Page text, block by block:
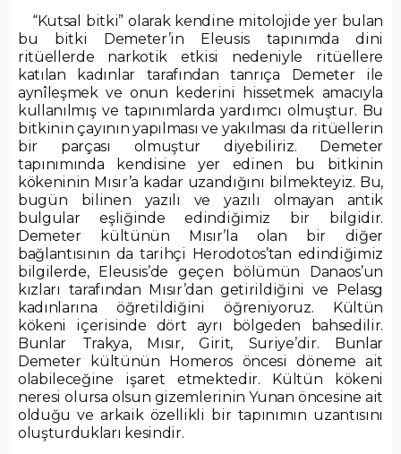
“Kutsal bitki” olarak kendine mitolojide yer bulan
bu bitki Demeter’in Eleusis tapınımda dini
ritüellerde narkotik etkisi nedeniyle ritüellere
katılan kadınlar tarafından tanrıça Demeter ile
aynîleşmek ve onun kederini hissetmek amacıyla
kullanılmış ve tapınımlarda yardımcı olmuştur. Bu
bitkinin çayının yapılması ve yakılması da ritüellerin
bir parçası olmuştur diyebiliriz. Demeter
tapınımında kendisine yer edinen bu bitkinin
kökeninin Mısır’a kadar uzandığını bilmekteyiz. Bu,
bugün bilinen yazılı ve yazılı olmayan antik
bulgular eşliğinde edindiğimiz bir bilgidir.
Demeter kültünün Mısır’la olan bir diğer
bağlantısının da tarihçi Herodotos’tan edindiğimiz
bilgilerde, Eleusis’de geçen bölümün Danaos’un
kızları tarafından Mısır’dan getirildiğini ve Pelasg
kadınlarına öğretildiğini öğreniyoruz. Kültün
kökeni içerisinde dört ayrı bölgeden bahsedilir.
Bunlar Trakya, Mısır, Girit, Suriye’dir. Bunlar
Demeter kültünün Homeros öncesi döneme ait
olabileceğine işaret etmektedir. Kültün kökeni
neresi olursa olsun gizemlerinin Yunan öncesine ait
olduğu ve arkaik özellikli bir tapınımın uzantısını
oluşturdukları kesindir.